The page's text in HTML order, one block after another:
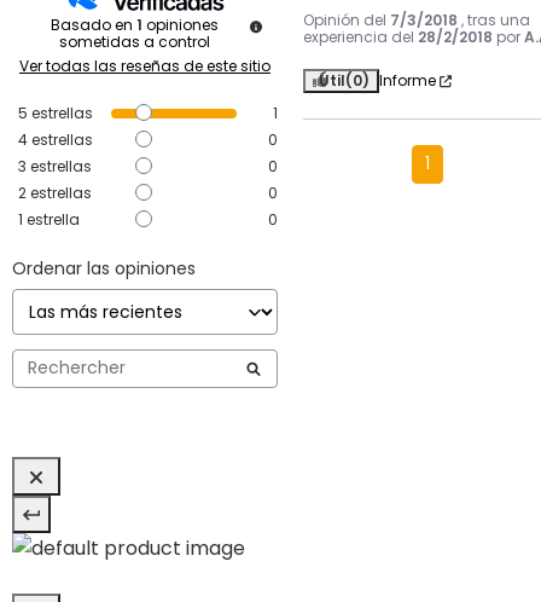
Basado en 1 opiniones
sometidas a control
Ver todas las reseñas de este sitio
5 estrellas
1
4estrellas
0
3 estrellas
0
2estrellas
0
1 estrella 0
Ordenar las opiniones
Opinión del 7/3/2018 , tras una
experiencia del 28/2/2018 por
Útil(0) Informe
1